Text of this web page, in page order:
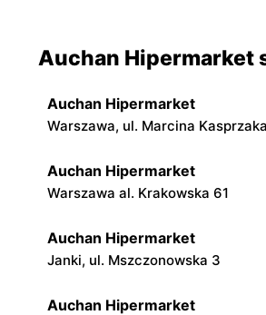
Auchan Hipermarket
Auchan Hipermarket
Warszawa, ul. Marcina
Auchan Hipermarket
Warszawa al. Krakowska 61
Auchan Hipermarket
Janki, ul. Mszczonowska 3
Auchan Hipermarket